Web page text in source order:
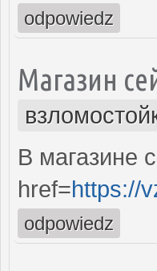
odpowiedz
Магазин
В магазине
href=https://
odpowiedz